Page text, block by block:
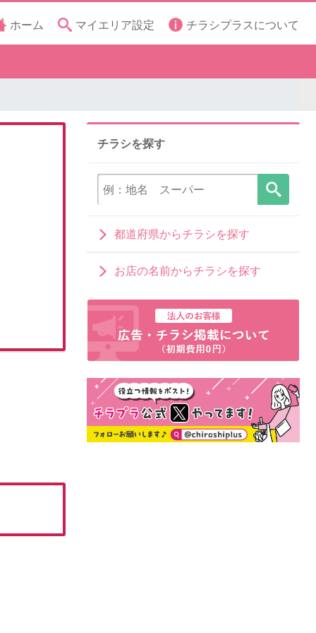
ホーム マイエリア設定 チラシプラスについて
チラシを探す
都道府県からチラシを探す
お店の名前からチラシを探す